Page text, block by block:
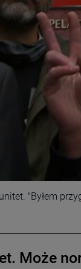
"Byłem
Może